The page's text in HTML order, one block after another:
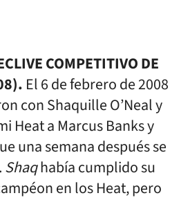
COMPETITIVO DE
El 6 de febrero de 2008
con Shaquille O’Neal y
Heat a Marcus Banks y
una semana después se
Shaqhabía cumplido su
en los Heat, pero